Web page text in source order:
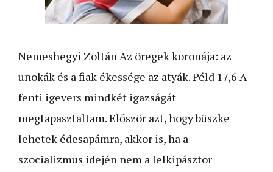
Nemeshegyi Zoltán Az öregek koronája: az
unokák és a fiak ékessége az atyák. Péld 17,6 A
fenti igevers mindkét igazságát
megtapasztaltam. Először azt, hogy büszke
lehetek édesapámra, akkor is, ha a
szocializmus idején nem a lelkipásztor